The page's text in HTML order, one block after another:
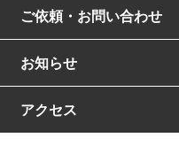
ご依頼・お問い合わせ
お知らせ
アクセス